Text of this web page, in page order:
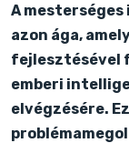
A
azon ága,
fejlesztésével
emberi
elvégzésére.